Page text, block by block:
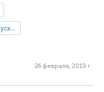
олимпиада для студентов и выпускников вузов
26 февраля, 2019 г.